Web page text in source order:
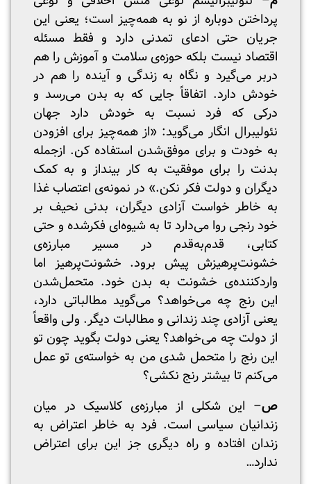
پرداختن دوباره از نو به همه‌چیز است؛ یعنی این
جریان حتی ادعای تمدنی دارد و فقط مسئله
اقتصاد نیست بلکه حوزه‌ی سلامت و آموزش را هم
دربر می‌گیرد و نگاه به زندگی و آینده را هم در
خودش دارد. اتفاقاً جایی که به بدن می‌رسد و
درکی که فرد نسبت به خودش دارد جهان
نئولیبرال انگار می‌گوید: «از همه‌چیز برای افزودن
به خودت و برای موفق‌شدن استفاده کن. ازجمله
بدنت را برای موفقیت به‌ کار بینداز و به کمک
دیگران و دولت فکر نکن.» در نمونه‌ی اعتصاب غذا
به ‌خاطر خواست آزادی دیگران، بدنی نحیف بر
خود رنجی روا می‌دارد تا به ‌شیوه‌ای فکرشده و حتی
کتابی، قدم‌به‌قدم در مسیر مبارزه‌ی
خشونت‌پرهیزش پیش برود. خشونت‌پرهیز اما
واردکننده‌ی خشونت به بدن خود. متحمل‌شدن
این رنج چه می‌خواهد؟ می‌گوید مطالباتی دارد،
یعنی آزادی چند زندانی و مطالبات دیگر. ولی واقعاً
از دولت چه می‌خواهد؟ یعنی دولت بگوید چون تو
این رنج را متحمل شدی من به خواسته‌ی تو عمل
می‌کنم تا بیشتر رنج نکشی؟
ص– این شکلی از مبارزه‌ی کلاسیک در میان
زندانیان سیاسی است. فرد به خاطر اعتراض به
زندان افتاده و راه دیگری جز این برای اعتراض
ندارد…